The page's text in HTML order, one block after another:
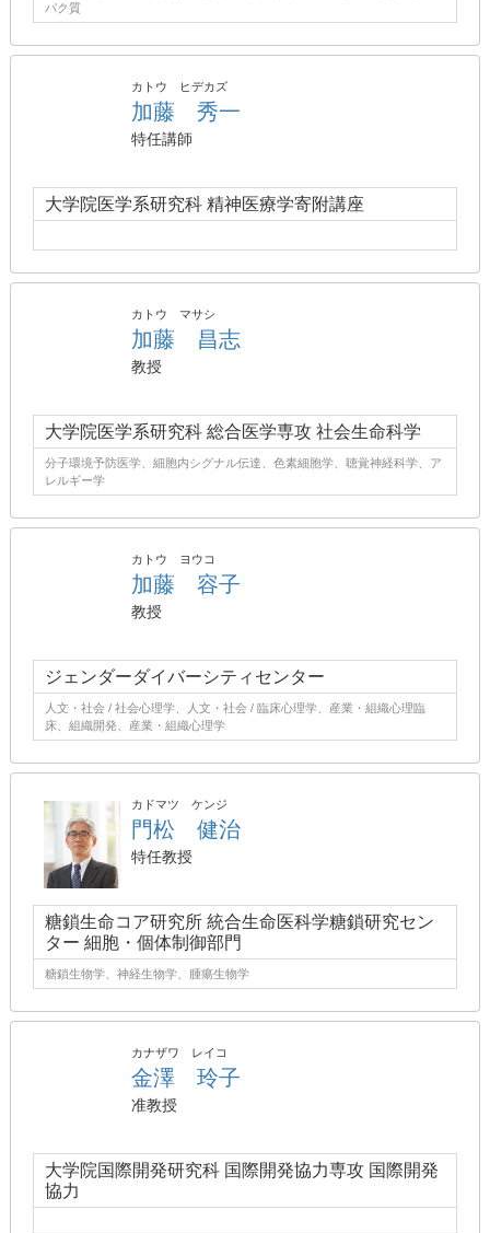
パク質
カトウ ヒデカズ
加藤 秀一
特任講師
大学院医学系研究科 精神医療学寄附講座
カトウ マサシ
加藤 昌志
教授
大学院医学系研究科 総合医学専攻 社会生命科学
分子環境予防医学、細胞内シグナル伝達、色素細胞学、聴覚神経科学、ア
レルギー学
カトウ ヨウコ
加藤 容子
教授
ジェンダーダイバーシティセンター
人文・社会 / 社会心理学、人文・社会 / 臨床心理学、産業・組織心理臨
床、組織開発、産業・組織心理学
カドマツ ケンジ
門松 健治
特任教授
糖鎖生命コア研究所 統合生命医科学糖鎖研究セン
ター 細胞・個体制御部門
糖鎖生物学、神経生物学、腫瘍生物学
カナザワ レイコ
金澤 玲子
准教授
大学院国際開発研究科 国際開発協力専攻 国際開発
協力